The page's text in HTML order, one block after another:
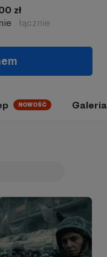
zł
łącznie
NOWOŚĆ Galeria